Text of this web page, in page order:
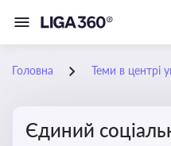
Головна Теми в центрі
Єдиний